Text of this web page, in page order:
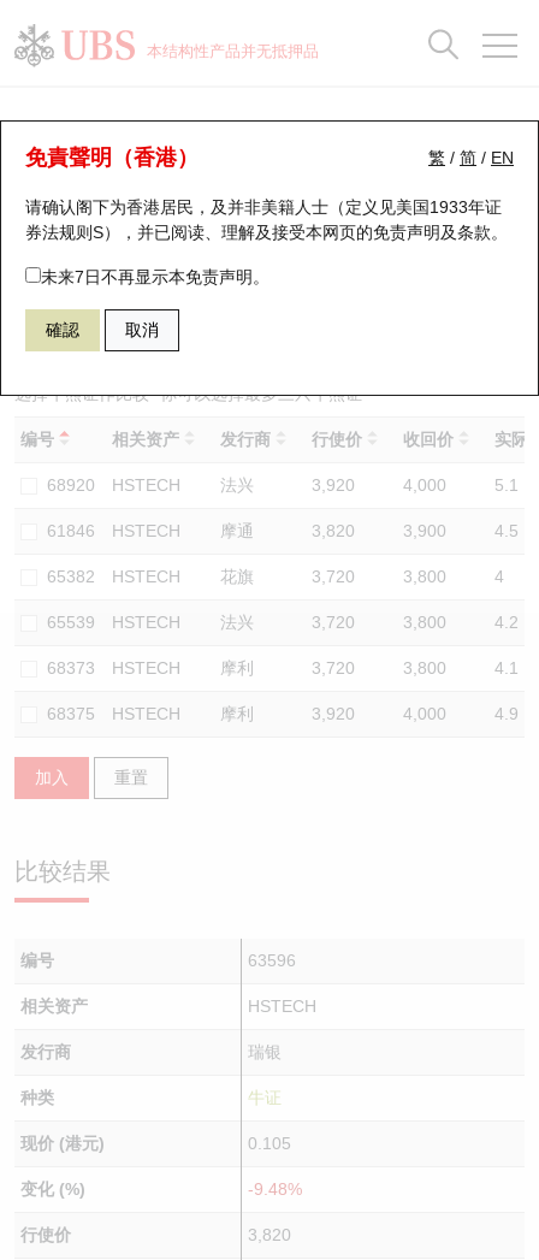
本结构性产品并无抵押品
繁 / 简 / EN
免責聲明（香港）
请确认阁下为香港居民，及并非美籍人士（定义见美国1933年证
券法规则S），并已阅读、理解及接受本网页的免责声明及条款。
未来7日不再显示本免责声明。
確認 取消
牛熊证分析仪
表现 街货统计 比较
63596 瑞银牛证 HSTECH 恒生科技指数
选择牛熊证作比较 *你可以选择最多三只牛熊证
编号 相关资产 发行商 行使价 收回价 实际
68920 HSTECH 法兴 3,920 4,000 5.1
61846 HSTECH 摩通 3,820 3,900 4.5
65382 HSTECH 花旗 3,720 3,800 4
65539 HSTECH 法兴 3,720 3,800 4.2
68373 HSTECH 摩利 3,720 3,800 4.1
68375 HSTECH 摩利 3,920 4,000 4.9
加入 重置
比较结果
编号 63596
相关资产 HSTECH
发行商 瑞银
种类 牛证
现价 (港元) 0.105
变化 (%) -9.48%
行使价 3,820
瑞银认股证一览
新发行瑞银认股证
即将到期认股证
认股证到期结算价查找
认股证分析仪
认股证速算机
认股证/牛熊证日志
认股证文件及公告
街货统计
比较
牛熊全景快搜
牛熊证搜寻
牛熊证街货分布图
正股牛熊证列表
新发行瑞银牛熊证
已收回牛熊证剩余价值
牛熊证到期结算价查找
牛熊证分析仪
街货统计
比较
十大升幅/跌幅
十大认股证成交分布
十天股证占大市成交
资金流
街货统计
三十大平均引伸波幅
正股分析仪
二十大活跃股份
恒指成份股
国指成份股
科指成份股
相关资产沽空
中资ETFs溢价比较
AH 股价对照
持股比重
显示所有持股比重
每月轮证大市专题
轮证专栏
讲座及教育短片
认股证投资者教育
牛熊证投资者教育
认股证牛熊证常问问题